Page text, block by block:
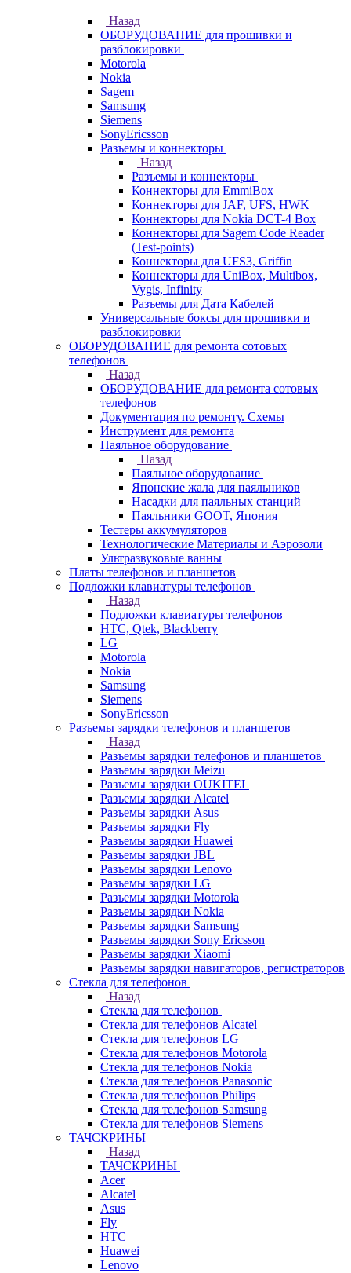
Назад
ОБОРУДОВАНИЕ для прошивки и
разблокировки
Motorola
Nokia
Sagem
Samsung
Siemens
SonyEricsson
Разъемы и коннекторы
Назад
Разъемы и коннекторы
Коннекторы для EmmiBox
Коннекторы для JAF, UFS, HWK
Коннекторы для Nokia DCT-4 Box
Коннекторы для Sagem Code Reader
(Test-points)
Коннекторы для UFS3, Griffin
Коннекторы для UniBox, Multibox,
Vygis, Infinity
Разъемы для Дата Кабелей
Универсальные боксы для прошивки и
разблокировки
ОБОРУДОВАНИЕ для ремонта сотовых
телефонов
Назад
ОБОРУДОВАНИЕ для ремонта сотовых
телефонов
Документация по ремонту. Схемы
Инструмент для ремонта
Паяльное оборудование
Назад
Паяльное оборудование
Японские жала для паяльников
Насадки для паяльных станций
Паяльники GOOT, Япония
Тестеры аккумуляторов
Технологические Материалы и Аэрозоли
Ультразвуковые ванны
Платы телефонов и планшетов
Подложки клавиатуры телефонов
Назад
Подложки клавиатуры телефонов
HTC, Qtek, Blackberry
LG
Motorola
Nokia
Samsung
Siemens
SonyEricsson
Разъемы зарядки телефонов и планшетов
Назад
Разъемы зарядки телефонов и планшетов
Разъемы зарядки Meizu
Разъемы зарядки OUKITEL
Разъемы зарядки Alcatel
Разъемы зарядки Asus
Разъемы зарядки Fly
Разъемы зарядки Huawei
Разъемы зарядки JBL
Разъемы зарядки Lenovo
Разъемы зарядки LG
Разъемы зарядки Motorola
Разъемы зарядки Nokia
Разъемы зарядки Samsung
Разъемы зарядки Sony Ericsson
Разъемы зарядки Xiaomi
Разъемы зарядки навигаторов, регистраторов
Стекла для телефонов
Назад
Стекла для телефонов
Стекла для телефонов Alcatel
Стекла для телефонов LG
Стекла для телефонов Motorola
Стекла для телефонов Nokia
Стекла для телефонов Panasonic
Стекла для телефонов Philips
Стекла для телефонов Samsung
Стекла для телефонов Siemens
ТАЧСКРИНЫ
Назад
ТАЧСКРИНЫ
Acer
Alcatel
Asus
Fly
HTC
Huawei
Lenovo